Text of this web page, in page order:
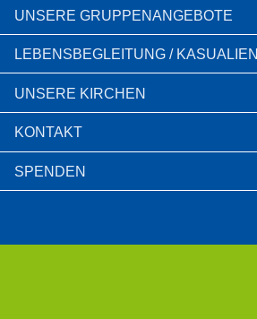
UNSERE GRUPPENANGEBOTE
LEBENSBEGLEITUNG / KASUALIEN
UNSERE KIRCHEN
KONTAKT
SPENDEN